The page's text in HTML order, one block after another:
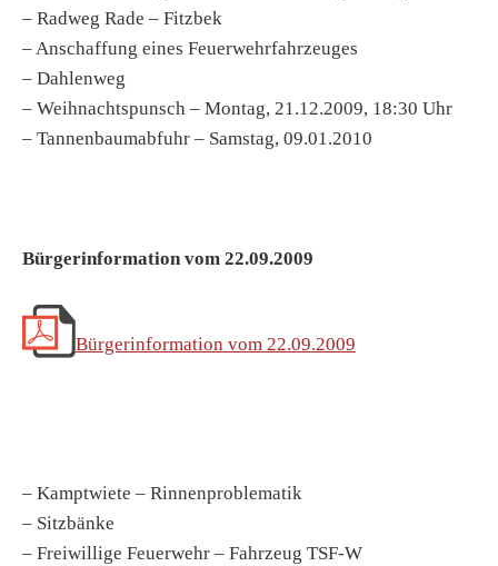
– Radweg Rade – Fitzbek
– Anschaffung eines Feuerwehrfahrzeuges
– Dahlenweg
– Weihnachtspunsch – Montag, 21.12.2009, 18:30 Uhr
– Tannenbaumabfuhr – Samstag, 09.01.2010
Bürgerinformation vom 22.09.2009
Bürgerinformation vom 22.09.2009
– Kamptwiete – Rinnenproblematik
– Sitzbänke
– Freiwillige Feuerwehr – Fahrzeug TSF-W